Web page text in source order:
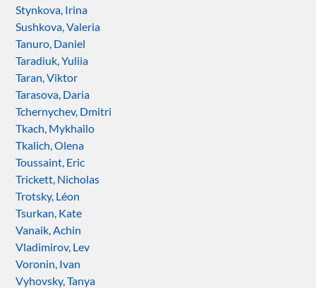
Stynkova, Irina
Sushkova, Valeria
Tanuro, Daniel
Taradiuk, Yuliia
Taran, Viktor
Tarasova, Daria
Tchernychev, Dmitri
Tkach, Mykhailo
Tkalich, Olena
Toussaint, Eric
Trickett, Nicholas
Trotsky, Léon
Tsurkan, Kate
Vanaik, Achin
Vladimirov, Lev
Voronin, Ivan
Vyhovsky, Tanya